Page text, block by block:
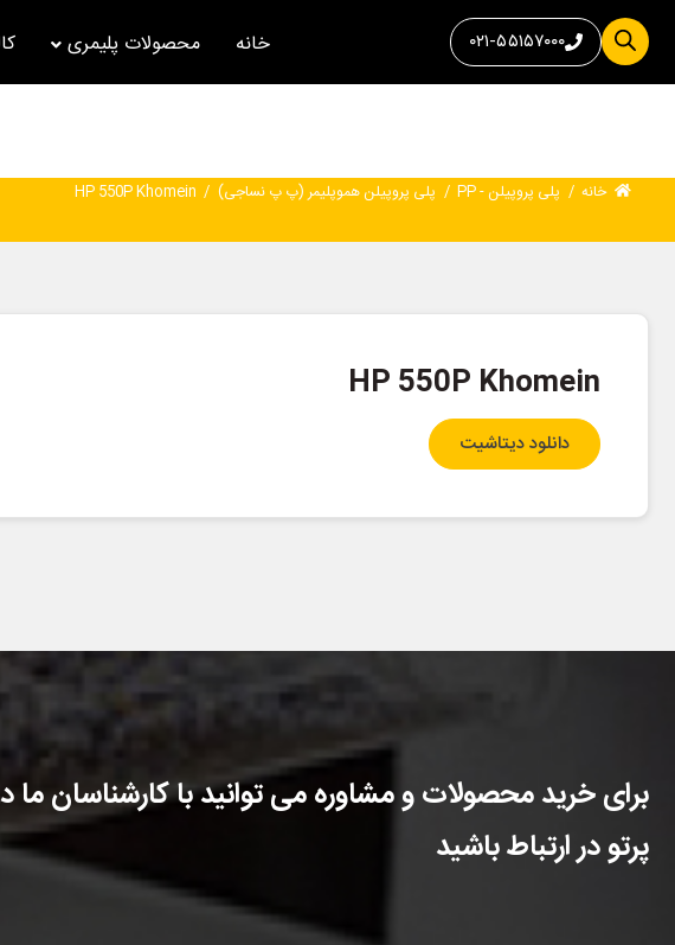
۰۲۱-۵۵۱۵۷۰۰۰ خانه محصولات پلیمری
خانه / پلی پروپیلن - PP / پلی پروپیلن هموپلیمر (پ پ نساجی) /
HP 550P Khomein
HP 550P Khomein
دانلود دیتاشیت
برای خرید محصولات و مشاوره می توانید با کارشناسان ما
پرتو در ارتباط باشید